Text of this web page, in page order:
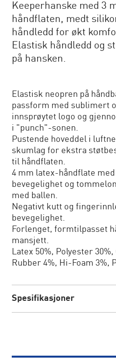
Keeperhanske med 3
håndflaten, medt
håndledd for økt
Elastisk håndledd og
på hansken.
Elastisk neopren på
passform med sublimert
innsprøytet logo og
i "punch"-sonen.
Pustende hoveddel i
skumlag for ekstra
til håndflaten.
4 mm latex-håndflate
bevegelighet og
med ballen.
Negativt kutt og
bevegelighet.
Forlenget, formtilpasset
mansjett.
Latex 50%, Polyester
Rubber 4%, Hi-Foam 3%,
Spesifikasjoner